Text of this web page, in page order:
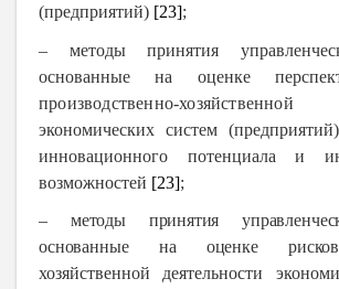
(предприятий) [23];
– методы принятия
основанные на оценке
производственно-хозяйственно
экономических систем
инновационного потенциала и
возможностей [23];
– методы принятияуправ
основанные на оценкериско
хозяйственной деятельности